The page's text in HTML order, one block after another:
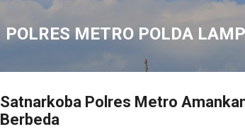
POLRES METRO POLDA
Satnarkoba Polres Metro
Berbeda